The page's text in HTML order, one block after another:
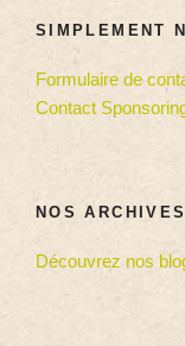
SIMPLEMENT
Formulaire de
Contact
NOS ARCHIVES
Découvrez nos